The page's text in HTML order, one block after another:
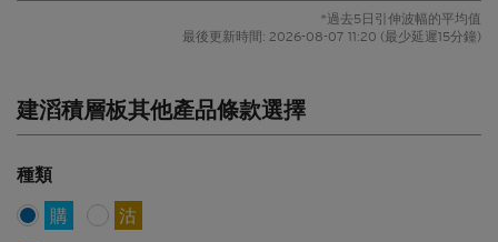
並無核證
源，然而，網站擁有人並無對材料進行核實，因此，
該等材料未必完整或準確。材料所載的見解、估計及
其他資料可予更改或撤回而不另行通知，網站擁有人
*過去5日引伸波幅的平均值
最後更新時間: 2026-08-07 11:20 (最少延遲15分鐘)
建滔積層板其他產品條款選擇
種類
購
沽